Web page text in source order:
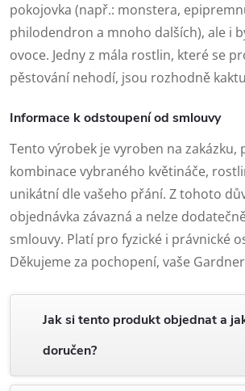
pokojovka (např.: monstera,
philodendron a mnoho dalších), ale i
ovoce. Jedny z mála rostlin, které se
pěstování nehodí, jsou rozhodně
Informace k odstoupení od smlouvy
Tento výrobek je vyroben na zakázku,
kombinace vybraného květináče,
unikátní dle vašeho přání. Z tohoto
objednávka závazná a nelze
smlouvy. Platí pro fyzické i právnické
Děkujeme za pochopení, vaše
Jak si tento produkt objednat a
doručen?